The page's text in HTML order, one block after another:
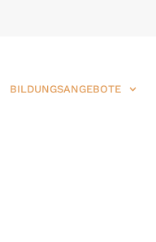
BILDUNGSANGEBOTE